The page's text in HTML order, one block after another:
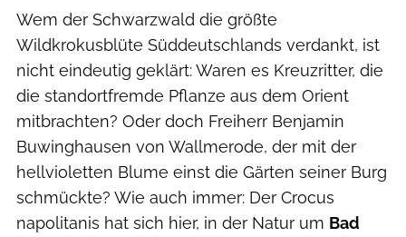
Wem der Schwarzwald die größte
Wildkrokusblüte Süddeutschlands verdankt, ist
nicht eindeutig geklärt: Waren es Kreuzritter, die
die standortfremde Pflanze aus dem Orient
mitbrachten? Oder doch Freiherr Benjamin
Buwinghausen von Wallmerode, der mit der
hellvioletten Blume einst die Gärten seiner Burg
schmückte? Wie auch immer: Der Crocus
napolitanis hat sich hier, in der Natur um Bad